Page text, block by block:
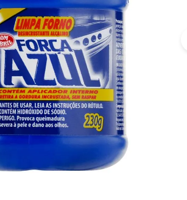
leite
tv
leite pó